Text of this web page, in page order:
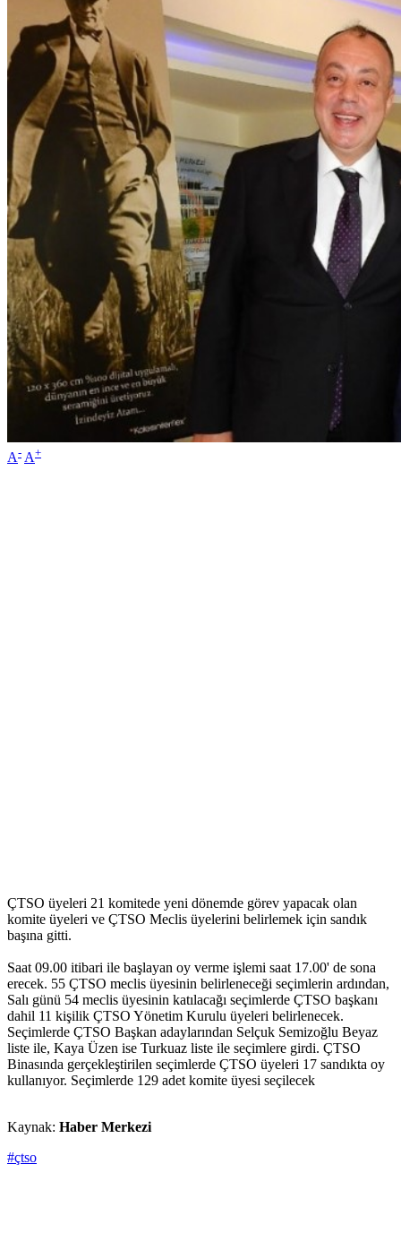
A- A+
ÇTSO üyeleri 21 komitede yeni dönemde görev yapacak olan
komite üyeleri ve ÇTSO Meclis üyelerini belirlemek için sandık
başına gitti.
Saat 09.00 itibari ile başlayan oy verme işlemi saat 17.00' de sona
erecek. 55 ÇTSO meclis üyesinin belirleneceği seçimlerin ardından,
Salı günü 54 meclis üyesinin katılacağı seçimlerde ÇTSO başkanı
dahil 11 kişilik ÇTSO Yönetim Kurulu üyeleri belirlenecek.
Seçimlerde ÇTSO Başkan adaylarından Selçuk Semizoğlu Beyaz
liste ile, Kaya Üzen ise Turkuaz liste ile seçimlere girdi. ÇTSO
Binasında gerçekleştirilen seçimlerde ÇTSO üyeleri 17 sandıkta oy
kullanıyor. Seçimlerde 129 adet komite üyesi seçilecek
Kaynak: Haber Merkezi
#çtso